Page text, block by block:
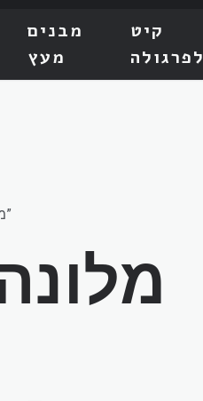
מבנים
מעץ
קיט
לפרגולה
/ Products tagged “מלונה למכירה”